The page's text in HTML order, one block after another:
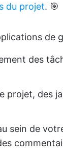
du projet. 🎯
de
des
projet, des
sein de